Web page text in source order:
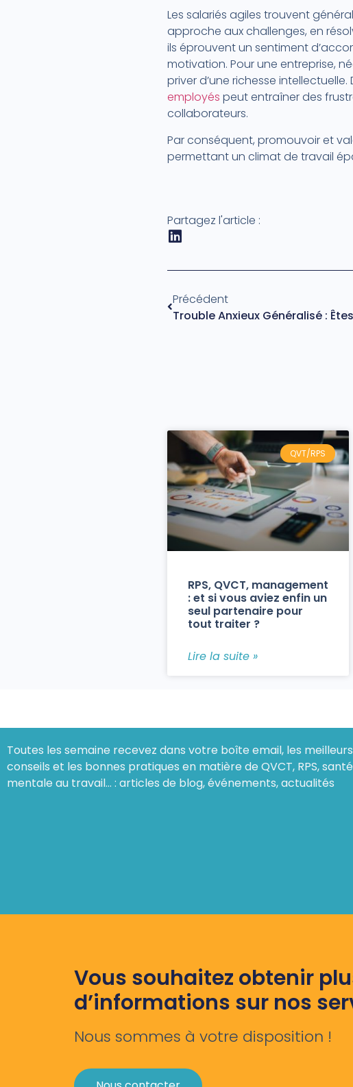
Les salariés agiles trouvent
approche aux challenges, en
ils éprouvent un sentiment
motivation. Pour une entreprise,
priver d’une richesse
employés peut entraîner des
collaborateurs.
Par conséquent, promouvoir et
permettant un climat de travail
Partagez l'article :
Précédent
QVT/RPS
RPS, QVCT, management
: et si vous aviez enfin un
seul partenaire pour
tout traiter ?
Lire la suite »
Toutes les semaine recevez dans votre boîte email, les meilleurs
conseils et les bonnes pratiques en matière de QVCT, RPS, santé
mentale au travail… : articles de blog, événements, actualités
Vous souhaitez obtenir
d’informations sur nos
Nous sommes à votre disposition !